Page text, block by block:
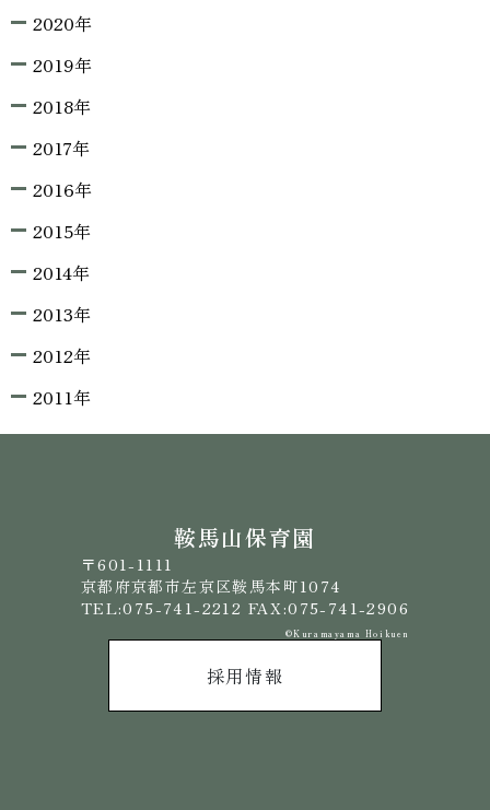
2020年
2019年
2018年
2017年
2016年
2015年
2014年
2013年
2012年
2011年
鞍馬山保育園
〒601-1111
京都府京都市左京区鞍馬本町1074
TEL:075-741-2212 FAX:075-741-2906
©️Kuramayama Hoikuen
採用情報